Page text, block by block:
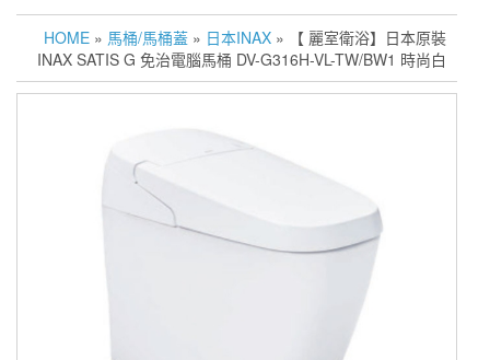
HOME » 馬桶/馬桶蓋 » 日本INAX » 【 麗室衛浴】日本原裝
INAX SATIS G 免治電腦馬桶 DV-G316H-VL-TW/BW1 時尚白